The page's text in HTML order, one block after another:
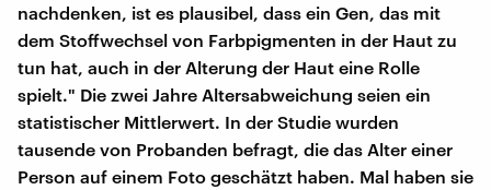
nachdenken, ist es plausibel, dass ein Gen, das mit
dem Stoffwechsel von Farbpigmenten in der Haut zu
tun hat, auch in der Alterung der Haut eine Rolle
spielt." Die zwei Jahre Altersabweichung seien ein
statistischer Mittlerwert. In der Studie wurden
tausende von Probanden befragt, die das Alter einer
Person auf einem Foto geschätzt haben. Mal haben sie